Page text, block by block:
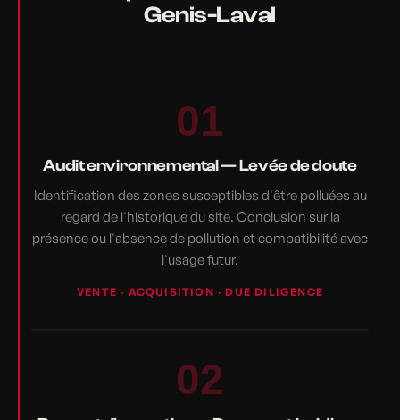
Genis-Laval
01
Audit environnemental — Levée de doute
Identification des zones susceptibles d'être polluées au
regard de l'historique du site. Conclusion sur la
présence ou l'absence de pollution et compatibilité avec
l'usage futur.
VENTE · ACQUISITION · DUE DILIGENCE
02